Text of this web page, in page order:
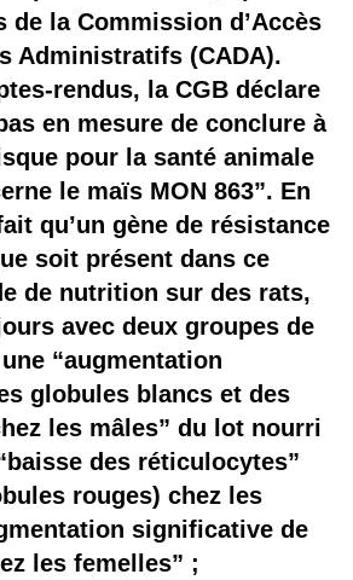
de la Commission d’Accès
Administratifs (CADA).
rendus, la CGB déclare
en mesure de conclure à
pour la santé animale
le maïs MON 863”. En
qu’un gène de résistance
soit présent dans ce
de nutrition sur des rats,
avec deux groupes de
“augmentation
globules blancs et des
les mâles” du lot nourri
des réticulocytes”
rouges) chez les
significative de
les femelles” ;